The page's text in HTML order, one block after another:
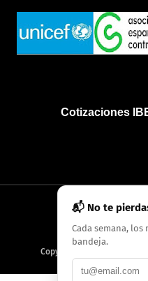
Cotizaciones
INICIO QUIÉNES
Copyright
📬 No te
Cada semana,
bandeja.